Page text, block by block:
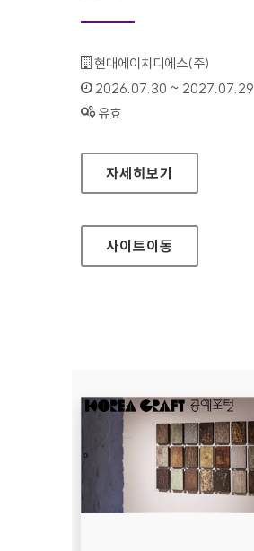
기관명 :
현대에이치디에스(주)
인증기간 :
2026.07.30 ~ 2027.07.29
상태 :
유효
현대HDS
자세히보기
사이트이동